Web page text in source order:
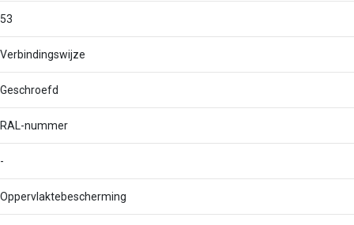
53
Verbindingswijze
Geschroefd
RAL-nummer
-
Oppervlaktebescherming